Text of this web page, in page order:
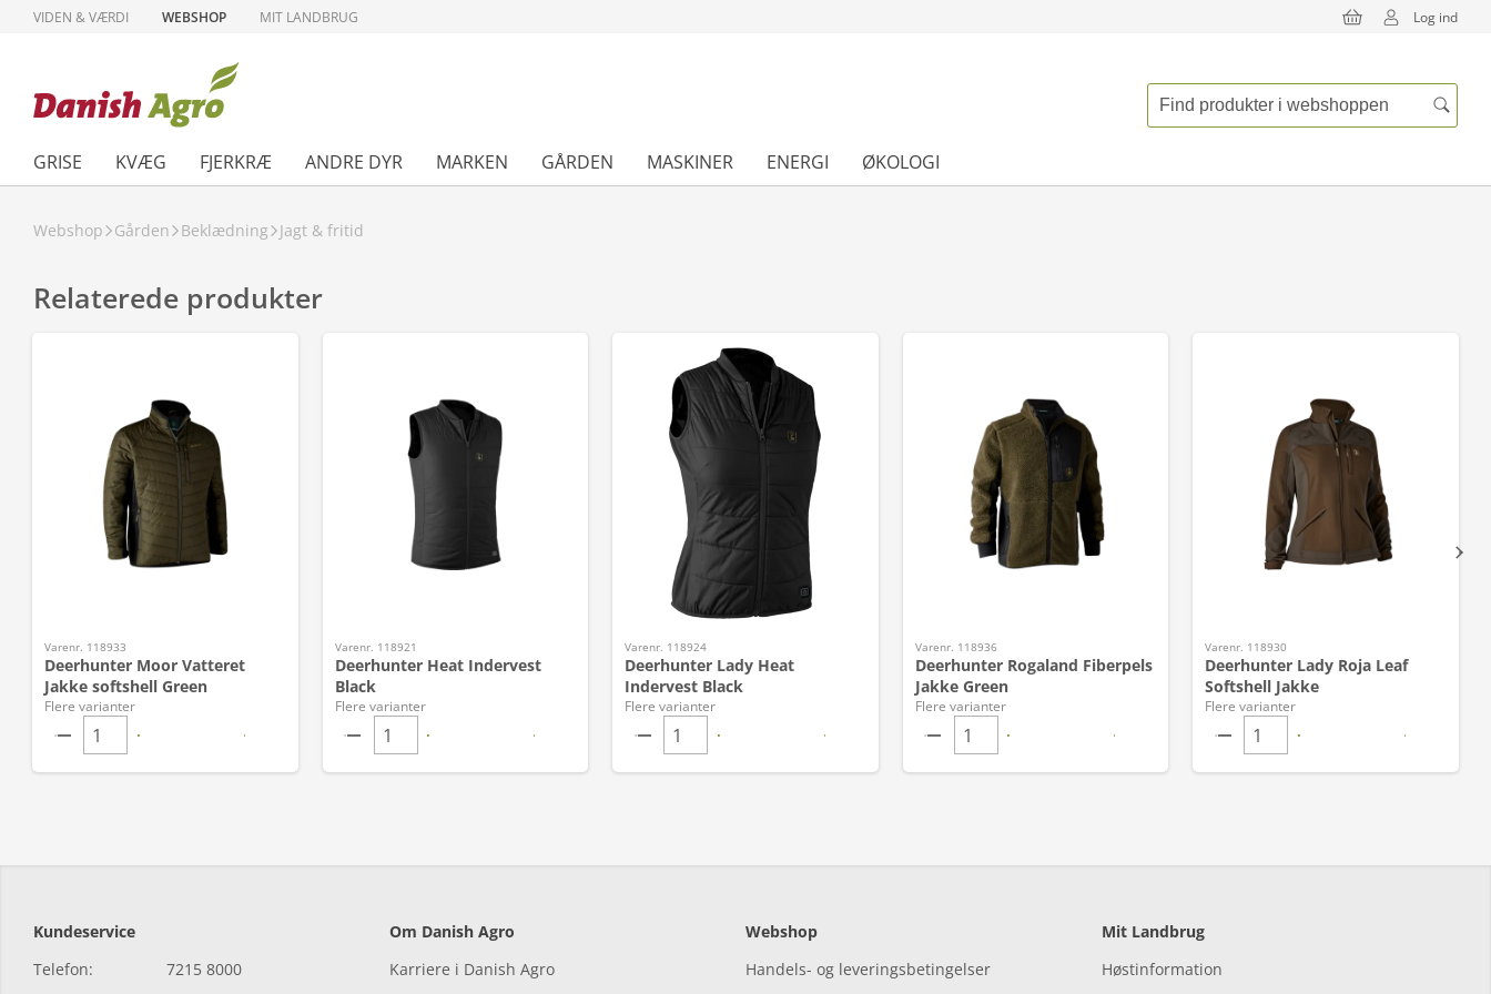
VIDEN & VÆRDI WEBSHOP MIT LANDBRUG Log ind
GRISE KVÆG FJERKRÆ ANDRE DYR MARKEN GÅRDEN MASKINER ENERGI ØKOLOGI
Webshop Gården Beklædning Jagt & fritid
Relaterede produkter
Varenr. 118933
Deerhunter Moor Vatteret
Jakke softshell Green
Flere varianter
Varenr. 118921
Deerhunter Heat Indervest
Black
Flere varianter
Varenr. 118924
Deerhunter Lady Heat
Indervest Black
Flere varianter
Varenr. 118936
Deerhunter Rogaland Fiberpels
Jakke Green
Flere varianter
Varenr. 118930
Deerhunter Lady Roja Leaf
Softshell Jakke
Flere varianter
Kundeservice
Telefon:
7215 8000
Om Danish Agro
Karriere i Danish Agro
Webshop
Handels- og leveringsbetingelser
Mit Landbrug
Høstinformation